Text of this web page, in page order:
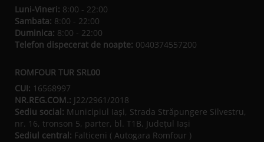
Luni-Vineri: 8:00 - 22:00
Sambata: 8:00 - 22:00
Duminica: 8:00 - 22:00
Telefon dispecerat de noapte: 0040374557200
ROMFOUR TUR SRL00
CUI: 16568997
NR.REG.COM.: J22/2961/2018
Sediu social: Municipiul Iaşi, Strada Străpungere Silvestru,
nr. 16, tronson 5, parter, bl. T1B, Județul Iaşi
Sediul central: Falticeni ( Autogara Romfour )